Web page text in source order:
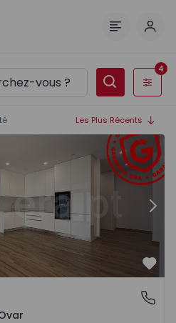
Filtres
4
Les Plus Récents
Jardins Garrett - 1548124 -